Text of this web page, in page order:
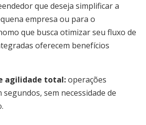
que deseja simplificar a
empresa ou para o
que busca otimizar seu fluxo de
oferecem benefícios
agilidade total:operações
segundos, sem necessidade de